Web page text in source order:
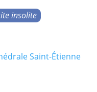
insolite
Saint-Étienne